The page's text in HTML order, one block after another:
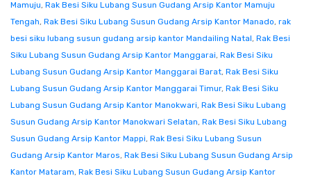
Mamuju, Rak Besi Siku Lubang Susun Gudang Arsip Kantor Mamuju
Tengah, Rak Besi Siku Lubang Susun Gudang Arsip Kantor Manado, rak
besi siku lubang susun gudang arsip kantor Mandailing Natal, Rak Besi
Siku Lubang Susun Gudang Arsip Kantor Manggarai, Rak Besi Siku
Lubang Susun Gudang Arsip Kantor Manggarai Barat, Rak Besi Siku
Lubang Susun Gudang Arsip Kantor Manggarai Timur, Rak Besi Siku
Lubang Susun Gudang Arsip Kantor Manokwari, Rak Besi Siku Lubang
Susun Gudang Arsip Kantor Manokwari Selatan, Rak Besi Siku Lubang
Susun Gudang Arsip Kantor Mappi, Rak Besi Siku Lubang Susun
Gudang Arsip Kantor Maros, Rak Besi Siku Lubang Susun Gudang Arsip
Kantor Mataram, Rak Besi Siku Lubang Susun Gudang Arsip Kantor